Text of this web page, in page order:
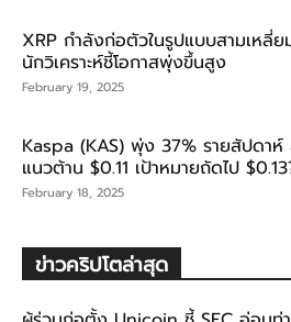
XRP กำลังก่อตัวในรูปแบบสามเหลี่ย
นักวิเคราะห์ชี้โอกาสพุ่งขึ้นสูง
February 19, 2025
Kaspa (KAS) พุ่ง 37% รายสัปดาห์
แนวต้าน $0.11 เป้าหมายถัดไป
February 18, 2025
ข่าวคริปโตล่าสุด